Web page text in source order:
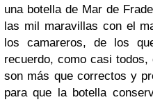
una botella de Mar de
las mil maravillas con el
los camareros, de los
recuerdo, como casi
son más que correctos y
para que la botella